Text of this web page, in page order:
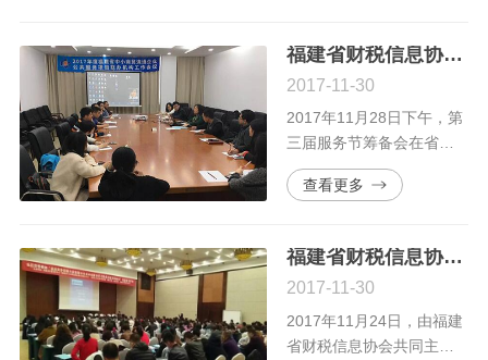
财务管理培训班。
福建省财税信息协会领导出席“2017年第三届福建省中小商贸流通企业服务节”筹备工作会议
2017-11-30
2017年11月28日下午，第
三届服务节筹备会在省贸
易促进中心七层第三贵宾
室召开。
查看更多
福建省财税信息协会第十四届财税管理培训班暨会计成本核算分析与税务处理差异解析专题培训顺利完成
2017-11-30
2017年11月24日，由福建
省财税信息协会共同主办